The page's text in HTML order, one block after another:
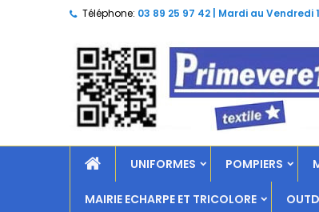
Téléphone: 03 89 25 97 42 | Mardi au Vendredi
UNIFORMES POMPIERS
MAIRIE ECHARPE ET TRICOLORE